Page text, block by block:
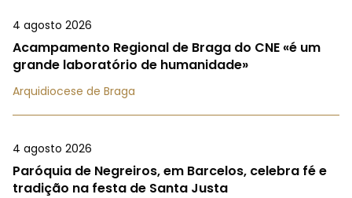
4 agosto 2026
Acampamento Regional de Braga do CNE «é um
grande laboratório de humanidade»
Arquidiocese de Braga
4 agosto 2026
Paróquia de Negreiros, em Barcelos, celebra fé e
tradição na festa de Santa Justa